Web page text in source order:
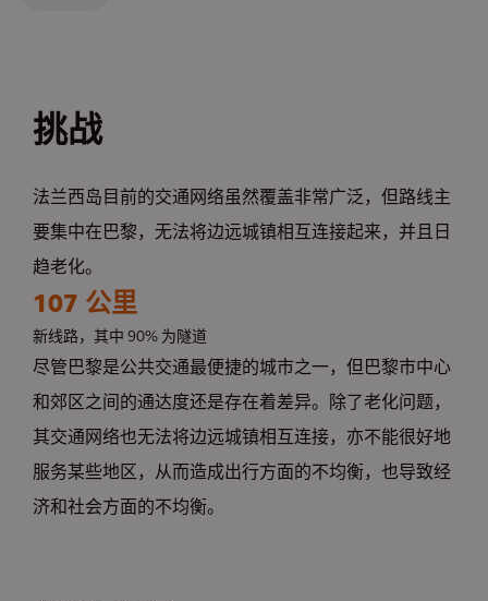
挑战
法兰西岛目前的交通网络虽然覆盖非常广泛，但路线主
要集中在巴黎，无法将边远城镇相互连接起来，并且日
趋老化。
107 公里
新线路，其中 90% 为隧道
尽管巴黎是公共交通最便捷的城市之一，但巴黎市中心
和郊区之间的通达度还是存在着差异。除了老化问题，
其交通网络也无法将边远城镇相互连接，亦不能很好地
服务某些地区，从而造成出行方面的不均衡，也导致经
济和社会方面的不均衡。